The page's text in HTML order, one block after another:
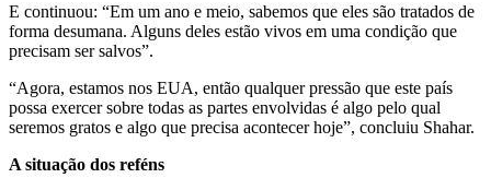
E continuou: “Em um ano e meio, sabemos que eles são tratados de
forma desumana. Alguns deles estão vivos em uma condição que
precisam ser salvos”.
“Agora, estamos nos EUA, então qualquer pressão que este país
possa exercer sobre todas as partes envolvidas é algo pelo qual
seremos gratos e algo que precisa acontecer hoje”, concluiu Shahar.
A situação dos reféns